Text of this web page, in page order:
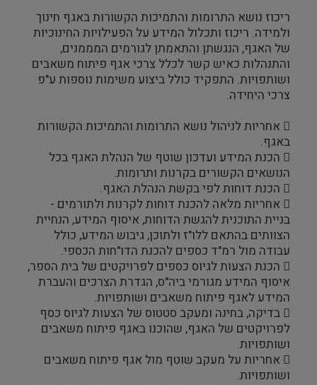
ריכוז נושא התרומות והתמיכות הקשורות באגף חינוך
ולמידה. ריכוז ותכלול המידע על הפעילויות החינוכיות
של האגף, הנגשתן והתאמתן לגורמים המממנים,
והתנהלות כאיש קשר לכלל צרכי אגף פיתוח משאבים
ושותפויות. התפקיד כולל ביצוע משימות נוספות ע"פ
צרכי היחידה.
 אחריות לניהול נושא התרומות והתמיכות הקשורות
באגף.
 הכנת המידע ועדכון שוטף של הנהלת האגף בכל
הנושאים הקשורים בקרנות ותרומות.
 הכנת דוחות לפי בקשת הנהלת האגף.
 אחריות מלאה להכנת דוחות לקרנות ולתורמים -
בניית התוכנית להגשת הדוחות, איסוף המידע, הנחיית
הצוותים בהתאם ללו"ז ולתוכן, גיבוש המידע, כולל
עבודה מול רמ"ד כספים להכנת הדו"חות הכספי.
 הכנת הצעות לגיוס כספים לפרויקטים של בית הספר,
איסוף המידע מגורמי ביה"ס, הגדרת הצרכים והעברת
המידע לאגף פיתוח משאבים ושותפויות.
 בדיקה, בחינה ומעקב סטטוס של הצעות לגיוס כסף
לפרויקטים של האגף, שהוכנו באגף פיתוח משאבים
ושותפויות.
 אחריות על מעקב שוטף מול אגף פיתוח משאבים
ושותפויות.